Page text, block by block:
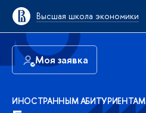
Высшая школа экономики
Моя заявка
ИНОСТРАННЫМ АБИТУРИЕНТАМ